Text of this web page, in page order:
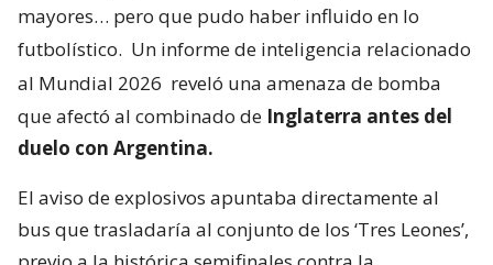
mayores… pero que pudo haber influido en lo
futbolístico. Un informe de inteligencia relacionado
al Mundial 2026 reveló una amenaza de bomba
que afectó al combinado de Inglaterra antes del
duelo con Argentina.
El aviso de explosivos apuntaba directamente al
bus que trasladaría al conjunto de los ‘Tres Leones’,